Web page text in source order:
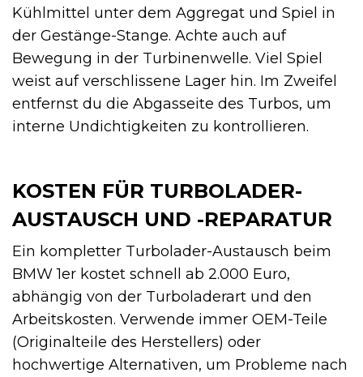
Kühlmittel unter dem Aggregat und Spiel in
der Gestänge-Stange. Achte auch auf
Bewegung in der Turbinenwelle. Viel Spiel
weist auf verschlissene Lager hin. Im Zweifel
entfernst du die Abgasseite des Turbos, um
interne Undichtigkeiten zu kontrollieren.
KOSTEN FÜR TURBOLADER-
AUSTAUSCH UND -REPARATUR
Ein kompletter Turbolader-Austausch beim
BMW 1er kostet schnell ab 2.000 Euro,
abhängig von der Turboladerart und den
Arbeitskosten. Verwende immer OEM-Teile
(Originalteile des Herstellers) oder
hochwertige Alternativen, um Probleme nach